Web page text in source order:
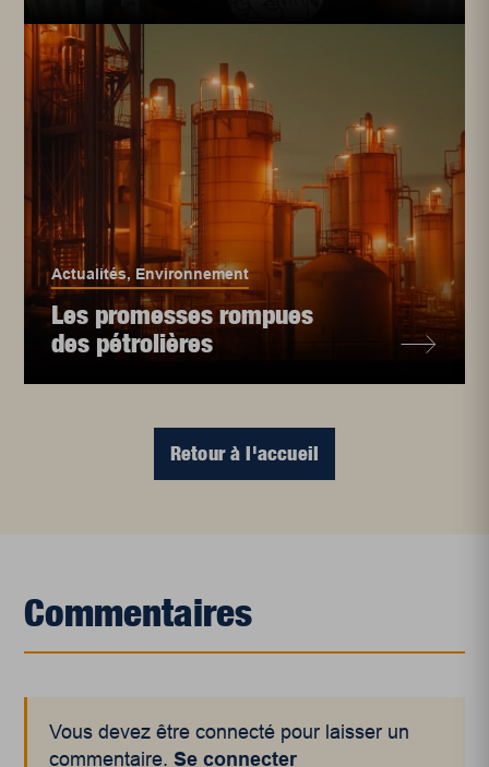
Actualités, Environnement
Les promesses rompues
des pétrolières
Retour à l'accueil
Commentaires
Vous devez être connecté pour laisser un
commentaire.Se connecter